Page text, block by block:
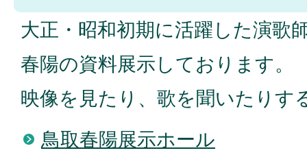
大正・昭和初期に活躍した演歌
春陽の資料展示しております。
映像を見たり、歌を聞いたりす
鳥取春陽展示ホール